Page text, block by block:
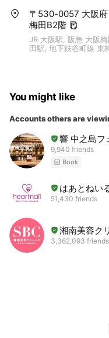
〒530-0057 大阪
梅田B2階
JR 大阪駅, 阪急 大阪
田駅, 地下鉄谷町線 東
You might like
Accounts others are
響 中之島フ
9,940 friends
Book
はあとねい
51,430 friends
湘南美容ク
3,362,093 friends